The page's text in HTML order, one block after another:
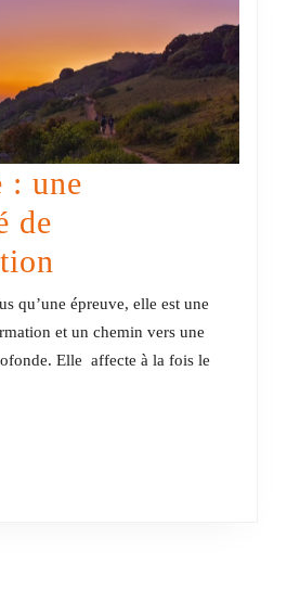
: une
de
maladie
:
une
qu’une épreuve, elle est une
et un chemin vers une
Elle affecte à la fois le